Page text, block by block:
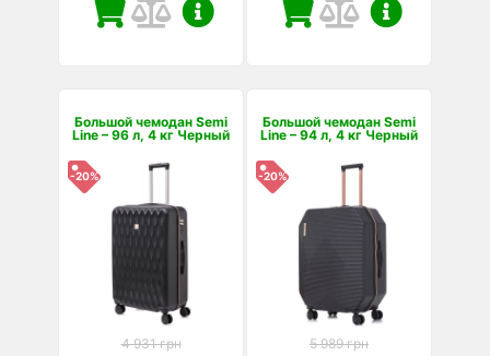
Большой чемодан Semi
Line – 96 л, 4 кг Черный
-20%
4 931 грн
Большой чемодан Semi
Line – 94 л, 4 кг Черный
-20%
5 989 грн